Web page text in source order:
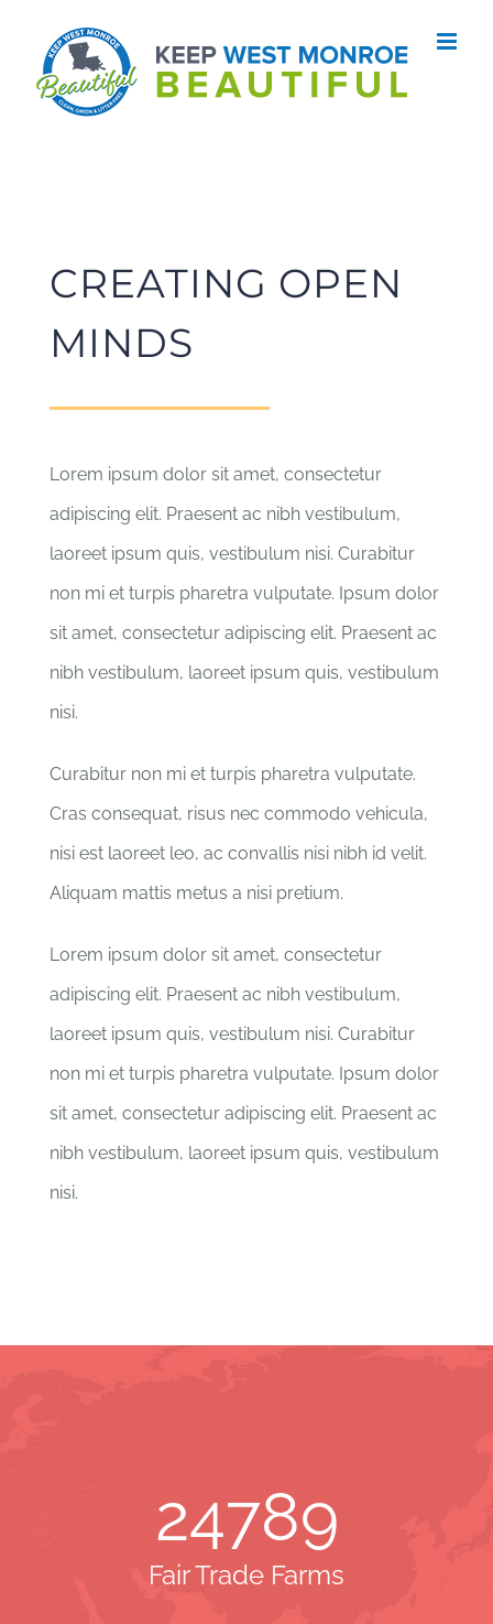
content
CREATING OPEN
MINDS
Lorem ipsum dolor sit amet, consectetur
adipiscing elit. Praesent ac nibh vestibulum,
laoreet ipsum quis, vestibulum nisi. Curabitur
non mi et turpis pharetra vulputate. Ipsum dolor
sit amet, consectetur adipiscing elit. Praesent ac
nibh vestibulum, laoreet ipsum quis, vestibulum
nisi.
Curabitur non mi et turpis pharetra vulputate.
Cras consequat, risus nec commodo vehicula,
nisi est laoreet leo, ac convallis nisi nibh id velit.
Aliquam mattis metus a nisi pretium.
Lorem ipsum dolor sit amet, consectetur
adipiscing elit. Praesent ac nibh vestibulum,
laoreet ipsum quis, vestibulum nisi. Curabitur
non mi et turpis pharetra vulputate. Ipsum dolor
sit amet, consectetur adipiscing elit. Praesent ac
nibh vestibulum, laoreet ipsum quis, vestibulum
nisi.
24789
Fair Trade Farms